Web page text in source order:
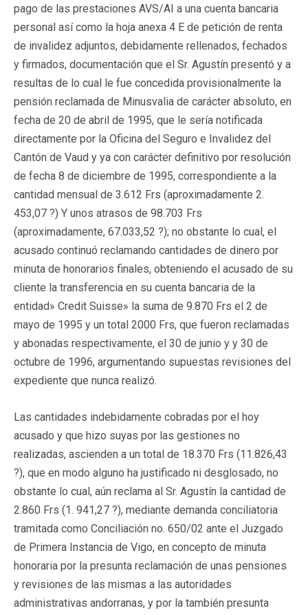
pago de las prestaciones AVS/AI a una cuenta bancaria
personal así como la hoja anexa 4 E de petición de renta
de invalidez adjuntos, debidamente rellenados, fechados
y firmados, documentación que el Sr. Agustín presentó y a
resultas de lo cual le fue concedida provisionalmente la
pensión reclamada de Minusvalia de carácter absoluto, en
fecha de 20 de abril de 1995, que le sería notificada
directamente por la Oficina del Seguro e Invalidez del
Cantón de Vaud y ya con carácter definitivo por resolución
de fecha 8 de diciembre de 1995, correspondiente a la
cantidad mensual de 3.612 Frs (aproximadamente 2.
453,07 ?) Y unos atrasos de 98.703 Frs
(aproximadamente, 67.033,52 ?); no obstante lo cual, el
acusado continuó reclamando cantidades de dinero por
minuta de honorarios finales, obteniendo el acusado de su
cliente la transferencia en su cuenta bancaria de la
entidad» Credit Suisse» la suma de 9.870 Frs el 2 de
mayo de 1995 y un total 2000 Frs, que fueron reclamadas
y abonadas respectivamente, el 30 de junio y y 30 de
octubre de 1996, argumentando supuestas revisiones del
expediente que nunca realizó.
Las cantidades indebidamente cobradas por el hoy
acusado y que hizo suyas por las gestiones no
realizadas, ascienden a un total de 18.370 Frs (11.826,43
?), que en modo alguno ha justificado ni desglosado, no
obstante lo cual, aún reclama al Sr. Agustín la cantidad de
2.860 Frs (1. 941,27 ?), mediante demanda conciliatoria
tramitada como Conciliación no. 650/02 ante el Juzgado
de Primera Instancia de Vigo, en concepto de minuta
honoraria por la presunta reclamación de unas pensiones
y revisiones de las mismas a las autoridades
administrativas andorranas, y por la también presunta